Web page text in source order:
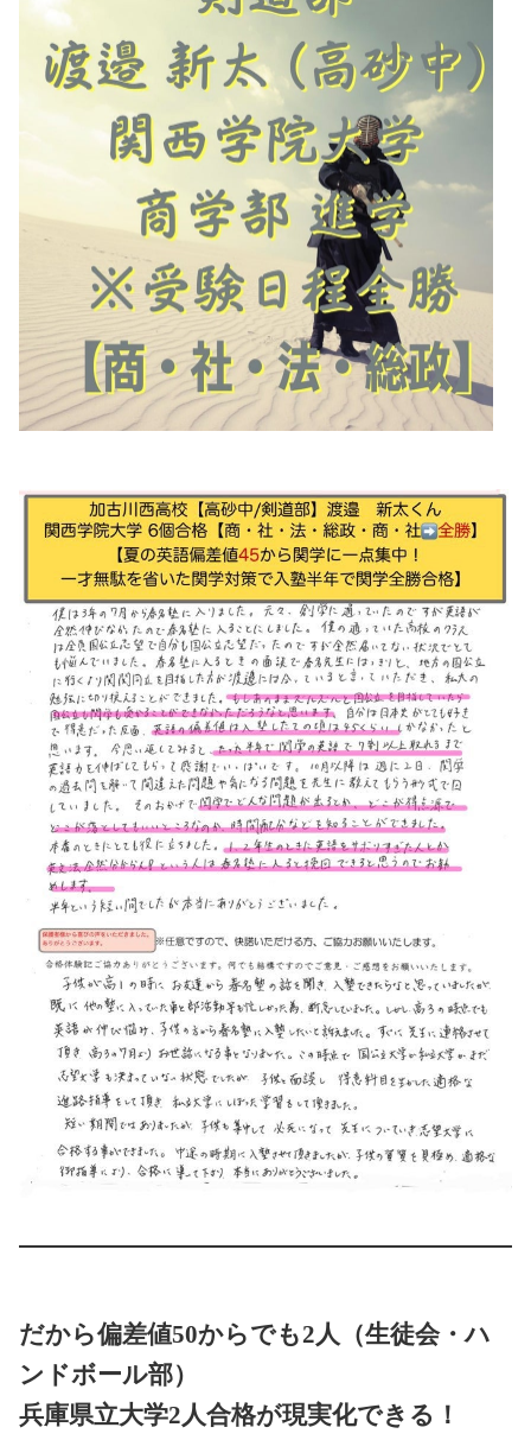
だから偏差値50からでも2人（生徒会・ハ
ンドボール部）
兵庫県立大学2人合格が現実化できる！